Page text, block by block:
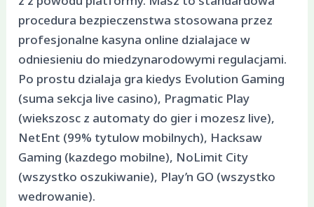
procedura bezpieczenstwa stosowana przez
profesjonalne kasyna online dzialajace w
odniesieniu do miedzynarodowymi regulacjami.
Po prostu dzialaja gra kiedys Evolution Gaming
(suma sekcja live casino), Pragmatic Play
(wiekszosc z automaty do gier i mozesz live),
NetEnt (99% tytulow mobilnych), Hacksaw
Gaming (kazdego mobilne), NoLimit City
(wszystko oszukiwanie), Play’n GO (wszystko
wedrowanie).